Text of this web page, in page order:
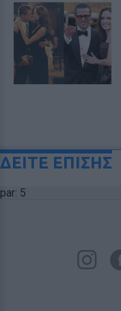
ΔΕΙΤΕ ΕΠΙΣΗΣ
par: 5